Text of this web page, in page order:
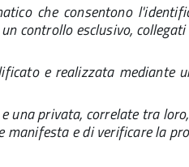
che consentono
controllo esclusivo,
e realizzata mediante
privata, correlate tra
e di verificare la